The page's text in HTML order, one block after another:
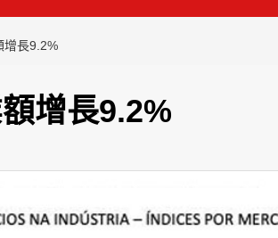
增長9.2%
增長9.2%